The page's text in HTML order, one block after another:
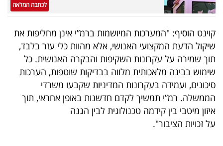
לכתבה המלאה
קוינט הוסיף: "המערכות המיושמות ברמ”י אינן מחליפות את
שיקול הדעת המקצועי האנושי, אלא מהוות כלי עזר בלבד,
תוך שמירה על עקרונות השקיפות והבקרה האנושית. כל
שימוש בבינה מלאכותית מלווה בבדיקות שוטפות, הערכות
סיכונים, ועמידה בעקרונות המדיניות שקבעו משרדי
הממשלה. רמ”י תמשיך לקדם חדשנות באופן אחראי, תוך
איזון מיטבי בין קידמה טכנולוגית לבין הגנה
על זכויות הציבור".